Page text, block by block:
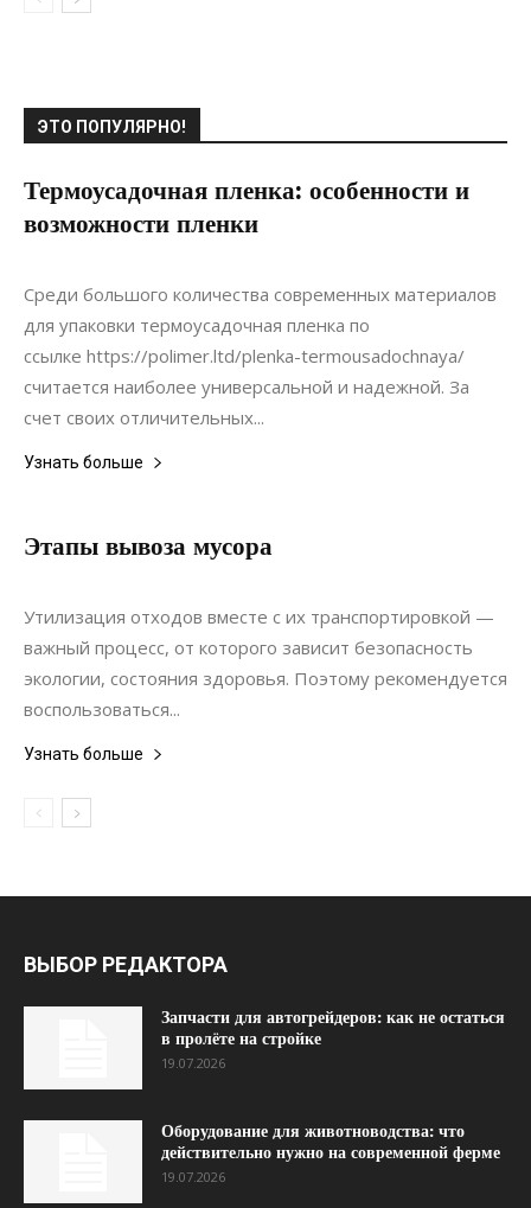
ЭТО ПОПУЛЯРНО!
Термоусадочная пленка: особенности и
возможности пленки
22.07.2021
Среди большого количества современных материалов
для упаковки термоусадочная пленка по
ссылке https://polimer.ltd/plenka-termousadochnaya/
считается наиболее универсальной и надежной. За
счет своих отличительных...
Узнать больше
Этапы вывоза мусора
07.08.2019
Утилизация отходов вместе с их транспортировкой —
важный процесс, от которого зависит безопасность
экологии, состояния здоровья. Поэтому рекомендуется
воспользоваться...
Узнать больше
ВЫБОР РЕДАКТОРА
Запчасти для автогрейдеров: как не остаться
в пролёте на стройке
19.07.2026
Оборудование для животноводства: что
действительно нужно на современной ферме
19.07.2026